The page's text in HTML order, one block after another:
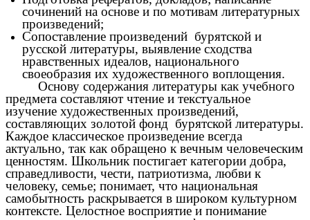
сочинений на основе и по мотивам литературных
произведений;
Сопоставление произведений бурятской и
русской литературы, выявление сходства
нравственных идеалов, национального
своеобразия их художественного воплощения.
Основу содержания литературы как учебного
предмета составляют чтение и текстуальное
изучение художественных произведений,
составляющих золотой фонд бурятской литературы.
Каждое классическое произведение всегда
актуально, так как обращено к вечным человеческим
ценностям. Школьник постигает категории добра,
справедливости, чести, патриотизма, любви к
человеку, семье; понимает, что национальная
самобытность раскрывается в широком культурном
контексте. Целостное восприятие и понимание